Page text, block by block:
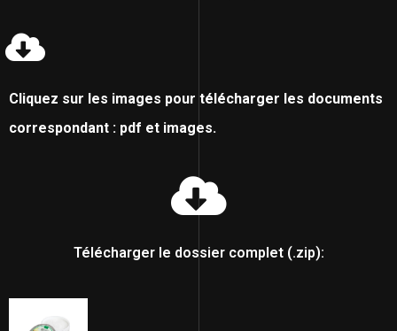
Cliquez sur les images pour télécharger les documents
correspondant : pdf et images.
Télécharger le dossier complet (.zip):